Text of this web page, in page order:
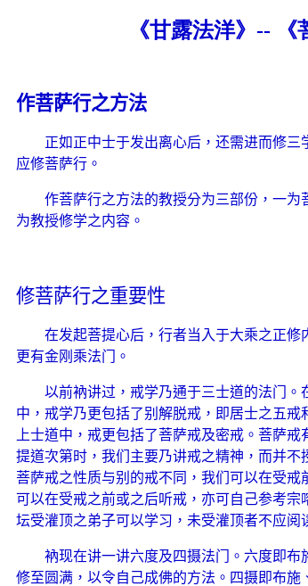
《甘露法洋》--
作菩萨行之方法
正如正中士于发出离心后，还需进而修
应修菩萨行。
作菩萨行之方法的教授分为三部份，一
为教授修学之内容。
修菩萨行之重要性
在发起菩提心后，行者当入于大乘之正
更有金刚乘法门。
以前衲讲过，戒学乃通于三士道的法门
中，戒学乃更包括了别解脱戒，即居士之五
上士道中，戒更包括了菩萨戒及密戒。菩萨
提道次第时，我们主要乃讲戒之精神，而并
菩萨戒之性质与别的戒不同，我们可以在受戒
可以在受戒之前或之后听戒，亦可自己参考
坛受灌顶之弟子可以学习，未受灌顶者不应阅
衲现在讲一讲六度及四摄法门。六度即
修至圆满，以令自己成佛的方法。四摄即布